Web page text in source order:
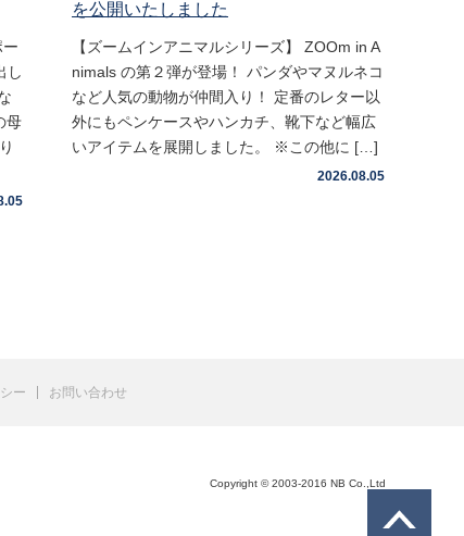
し
母
を公開いたしました
【ズームインアニマルシリーズ】 ZOOm in A
nimals の第２弾が登場！ パンダやマヌルネコ
など人気の動物が仲間入り！ 定番のレター以
外にもペンケースやハンカチ、靴下など幅広
いアイテムを展開しました。 ※この他に […]
2026.08.05
ー お問い合わせ
Copyright © 2003-2016 NB Co.,Ltd